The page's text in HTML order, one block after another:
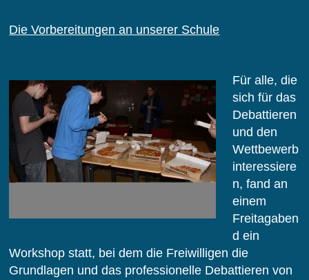
Die Vorbereitungen an unserer Schule
Für alle, die
sich für das
Debattieren
und den
Wettbewerb
interessiere
n, fand an
einem
Freitagaben
d ein
Workshop statt, bei dem die Freiwilligen die
Grundlagen und das professionelle Debattieren von